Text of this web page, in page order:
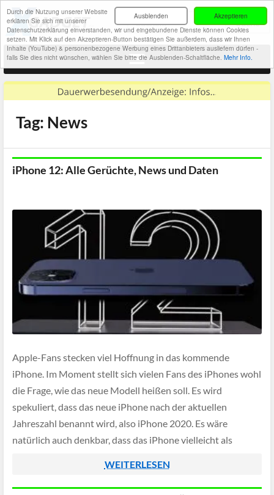
Akzeptieren
Ausblenden
Durch die Nutzung unserer Website
erklären Sie sich mit unserer
Datenschutzerklärung einverstanden, wir und eingebundene Dienste können Cookies
setzen. Mit Klick auf den Akzeptieren-Button bestätigen Sie außerdem, dass wir Ihnen
Inhalte (YouTube) & personenbezogene Werbung eines Drittanbieters ausliefern dürfen -
falls Sie dies nicht wünschen, wählen Sie bitte die Ausblenden-Schaltfläche. Mehr Info.
Tag: News
iPhone 12: Alle Gerüchte, News und Daten
Apple-Fans stecken viel Hoffnung in das kommende
iPhone. Im Moment stellt sich vielen Fans des iPhones wohl
die Frage, wie das neue Modell heißen soll. Es wird
spekuliert, dass das neue iPhone nach der aktuellen
Jahreszahl benannt wird, also iPhone 2020. Es wäre
natürlich auch denkbar, dass das iPhone vielleicht als
WEITERLESEN